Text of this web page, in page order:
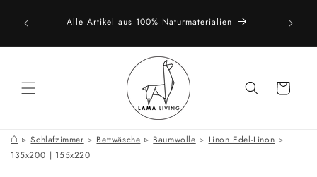
zum
Inhalt Natürlich schön: Leinen für dein Schlafzimmer 🌾
Warenkorb
⌂ Schlafzimmer Bettwäsche Baumwolle
Linon Edel-Linon
135x200 | 155x220